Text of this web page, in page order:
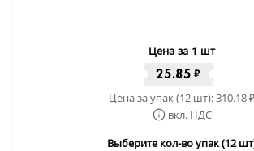
Цена за 1 шт
25.85 ₽
Цена за упак (12 шт):310.18₽
вкл. НДС
Выберите кол-во упак (12